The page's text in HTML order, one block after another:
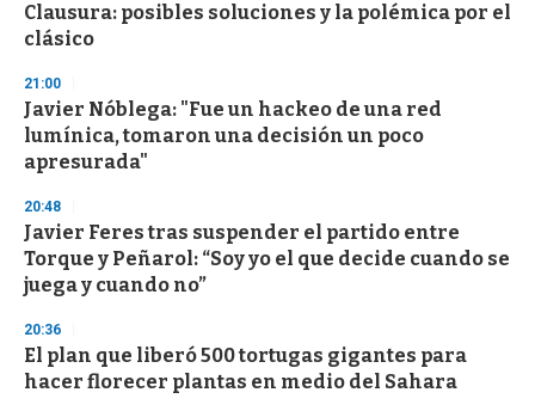
Clausura: posibles soluciones y la polémica por el
clásico
21:00
Javier Nóblega: "Fue un hackeo de una red
lumínica, tomaron una decisión un poco
apresurada"
20:48
Javier Feres tras suspender el partido entre
Torque y Peñarol: “Soy yo el que decide cuando se
juega y cuando no”
20:36
El plan que liberó 500 tortugas gigantes para
hacer florecer plantas en medio del Sahara